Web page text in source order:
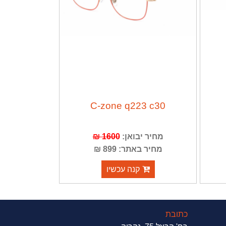
C-zone q223 c30
מחיר יבואן:1600 ₪
מחיר באתר: 899 ₪
קנה עכשיו
כתובת